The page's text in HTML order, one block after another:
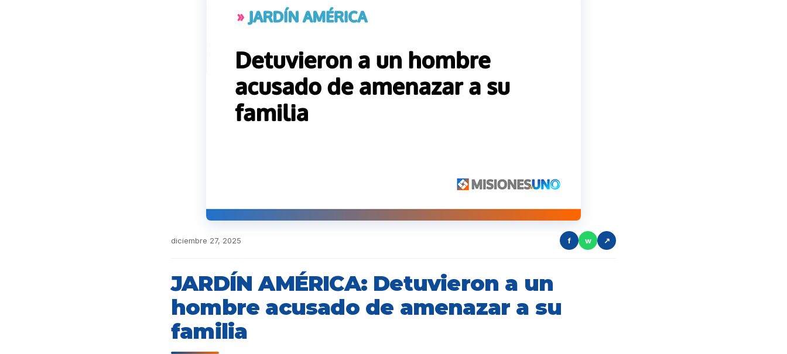
diciembre 27, 2025 f w ↗
JARDÍN AMÉRICA: Detuvieron a un
hombre acusado de amenazar a su
familia